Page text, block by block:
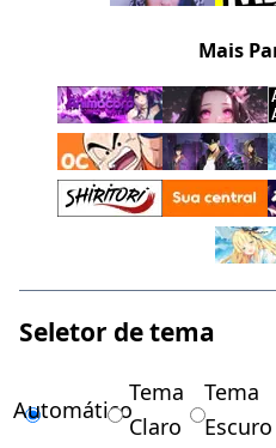
Mais
Seletor de tema
Automático
Tema
Claro
Tema
Escuro